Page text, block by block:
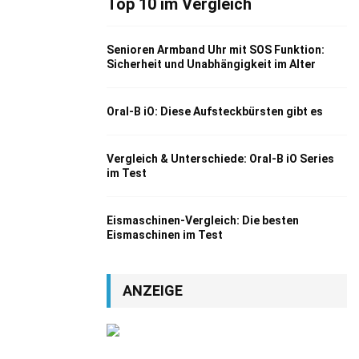
Top 10 im Vergleich
Senioren Armband Uhr mit SOS Funktion:
Sicherheit und Unabhängigkeit im Alter
Oral-B iO: Diese Aufsteckbürsten gibt es
Vergleich & Unterschiede: Oral-B iO Series
im Test
Eismaschinen-Vergleich: Die besten
Eismaschinen im Test
ANZEIGE